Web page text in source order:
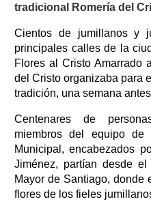
tradicional Romería del
Cientos de jumillanos y
principales calles de la
Flores al Cristo Amarrado
del Cristo organizaba para
tradición, una semana
Centenares de
miembros del equipo
Municipal, encabezados
Jiménez, partían desde
Mayor de Santiago, donde
flores de los fieles